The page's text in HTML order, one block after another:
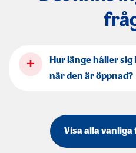
+
Hur länge håller
när den är öppnad?
Visa alla